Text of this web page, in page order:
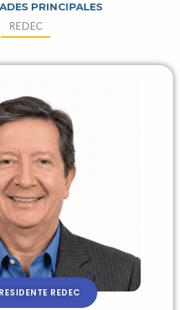
PRINCIPALES
REDEC
REDEC